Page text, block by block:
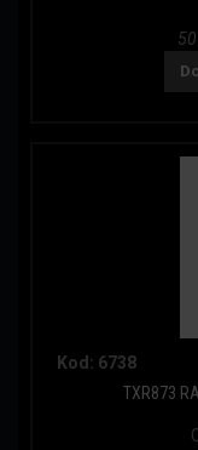
Kod: 6738
TXR873